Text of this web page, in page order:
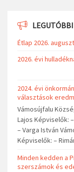
Étlap 2026.
2026. évi
2024. évi
választások
Vámosújfalu
Lajos Képviselők:
– Varga István
Képviselők: –
Minden kedden a
szerszámok és